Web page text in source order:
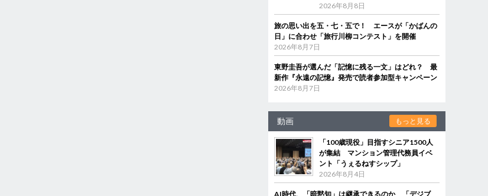
2026年8月8日
旅の思い出を五・七・五で！ エースが「かばんの
日」に合わせ「旅行川柳コンテスト」を開催
2026年8月7日
東野圭吾が選んだ「記憶に残る一文」はどれ？ 最
新作『永遠の記憶』発売で読者参加型キャンペーン
2026年8月7日
動画 もっと見る
「100歳現役」目指すシニア1500人
が集結 マンション管理代務員イベ
ント「うぇるねすシップ」
2026年8月4日
AI時代、「暗黙知」は継承できるのか 「デジブ